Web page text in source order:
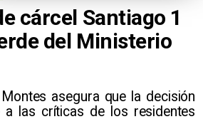
cárcel Santiago 1
del Ministerio
asegura que la decisión
a las críticas de los residentes